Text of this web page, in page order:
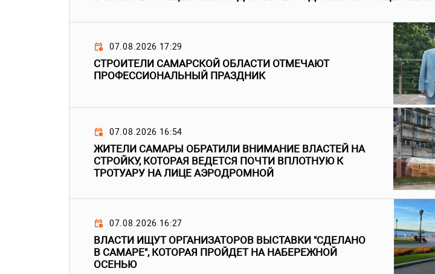
07.08.2026 17:29
СТРОИТЕЛИ САМАРСКОЙ ОБЛАСТИ ОТМЕЧАЮТ
ПРОФЕССИОНАЛЬНЫЙ ПРАЗДНИК
07.08.2026 16:54
ЖИТЕЛИ САМАРЫ ОБРАТИЛИ ВНИМАНИЕ ВЛАСТЕЙ НА
СТРОЙКУ, КОТОРАЯ ВЕДЕТСЯ ПОЧТИ ВПЛОТНУЮ К
ТРОТУАРУ НА ЛИЦЕ АЭРОДРОМНОЙ
07.08.2026 16:27
ВЛАСТИ ИЩУТ ОРГАНИЗАТОРОВ ВЫСТАВКИ "СДЕЛАНО
В САМАРЕ", КОТОРАЯ ПРОЙДЕТ НА НАБЕРЕЖНОЙ
ОСЕНЬЮ